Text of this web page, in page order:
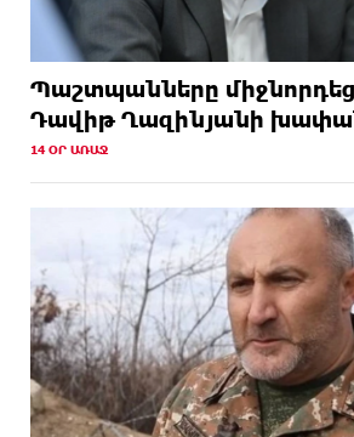
Պաշտպանները
Դավիթ Ղազինյանի
14 ՕՐ ԱՌԱՋ